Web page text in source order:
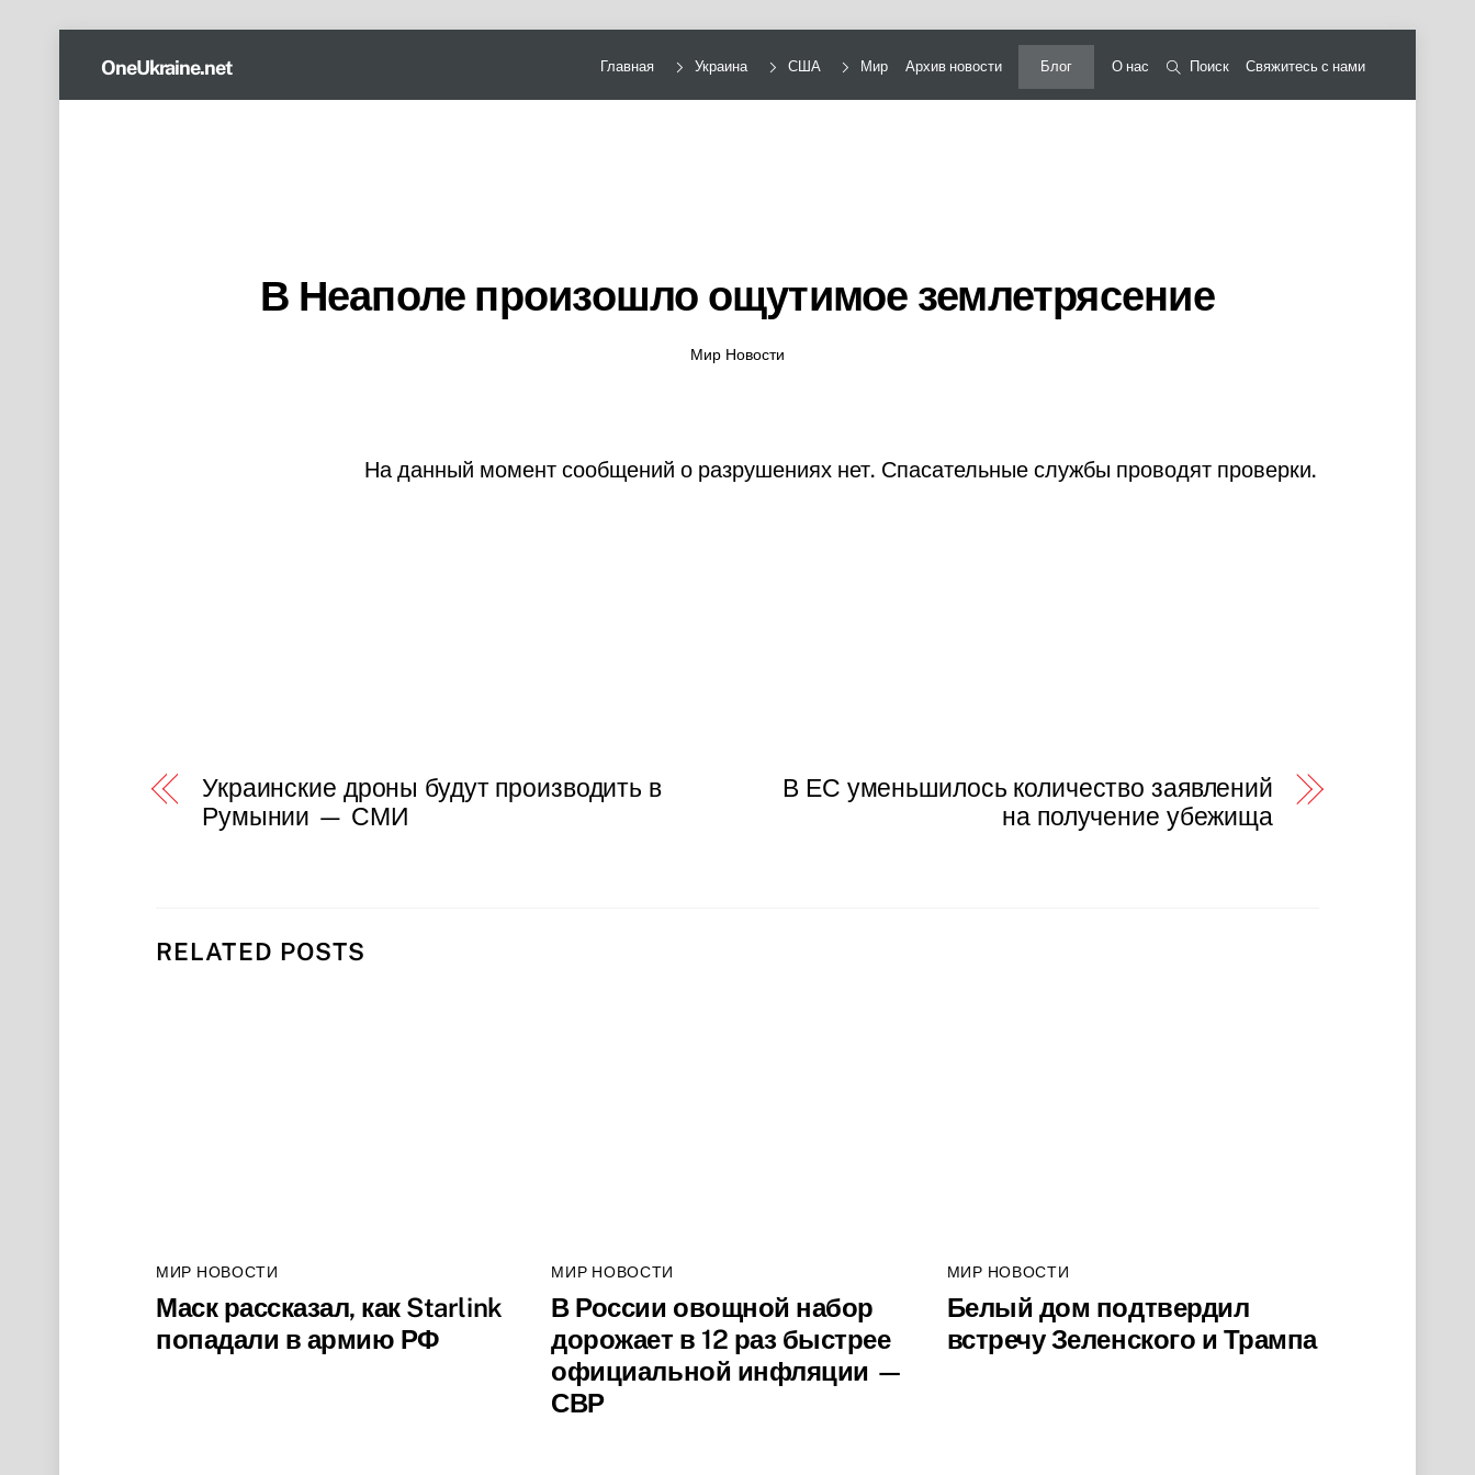
content
OneUkraine.net Главная Украина США Мир Архив новости Блог О нас Поиск Свяжитесь с нами
В Неаполе произошло ощутимое землетрясение
Мир Новости
На данный момент сообщений о разрушениях нет. Спасательные службы проводят проверки.
Украинские дроны будут производить в
Румынии — СМИ
В ЕС уменьшилось количество заявлений
на получение убежища
RELATED POSTS
МИР НОВОСТИ
Маск рассказал, как Starlink
попадали в армию РФ
МИР НОВОСТИ
В России овощной набор
дорожает в 12 раз быстрее
официальной инфляции —
СВР
МИР НОВОСТИ
Белый дом подтвердил
встречу Зеленского и Трампа